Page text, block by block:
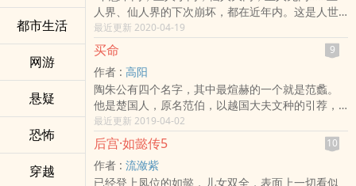
都市生活
网游
悬疑
恐怖
穿越
行分支世界。整个世界观从世界混沌之初人类主体
意识诞生开始构建。随着人类不断前进的发展之
路，在中国古代神话和真实历史基础上进行了进一
步的重构，贯穿过去与未来，从多纬度多空间不同
角度平行展示了被抽离出来的不同位面的世界下人
类各自不同的发展进程，系国内首个贯穿古今的平
行世界架构。
目前国内形成的世界观，在原创文学领域成型的只
有“九州”世界，完全没有办法和国外比肩，“望古神
话”的横空出世，必将开拓出一片新天地，打造更加
广阔的文学世界。
人界、仙人界的下次崩坏，都在近年内。这是人世
反常、变乱的根由……”
时代动荡，大劫将至，破劫的线索，是开辟有无的
大化之珠，还是那个平凡的世卿逐子？
嚣乱的时间，秩序的空间，彭刚与峰扬两位性格迥
异的主角在时空中重叠；征服天下的野心，各有所
图的机谋，密切关联着四样宝物和寻宝冒险之旅……
奇幻的瑰丽与历史的厚重浑然一体，以东方文化为
基础的奇幻探索，与你共享。
最近更新 2020-04-19
买命 9
作者 : 高阳
陶朱公有四个名字，其中最煊赫的一个就是范蠡。
他是楚国人，原名范伯，以越国大夫文种的引荐，
事越王勾践为臣，奉计然为师——计然本姓辛，字
文子，先世为晋国的望族。他是个重视自然环境的
经济学家，著有《内经》及《万物录》，都已失
传。他的学说的精义，在于掌握产销的供求关系，
最近更新 2019-04-02
后宫·如懿传5 10
作者 : 流潋紫
已经登上凤位的如懿，儿女双全，表面上一切看似